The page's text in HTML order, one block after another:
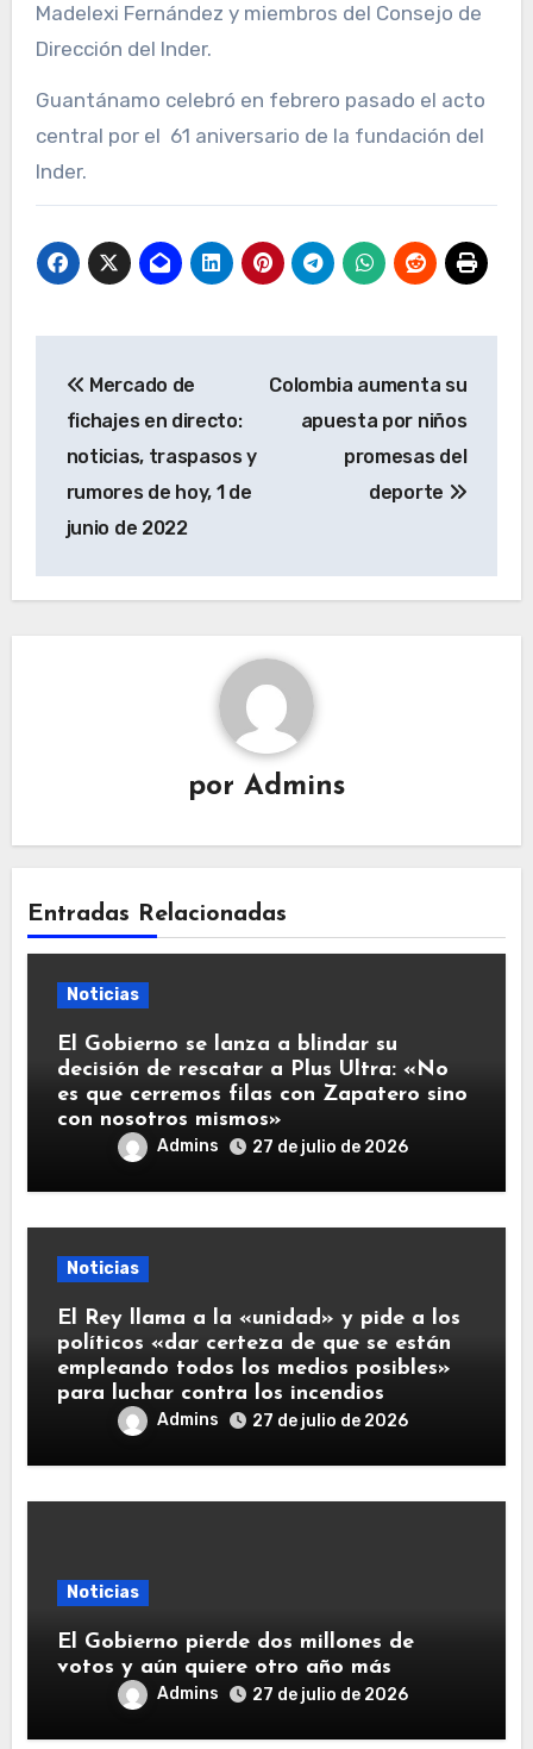
Madelexi Fernández y miembros del Consejo de
Dirección del Inder.
Guantánamo celebró en febrero pasado el acto
central por el 61 aniversario de la fundación del
Inder.
de
entradas
Mercado de
fichajes en directo:
noticias, traspasos y
rumores de hoy, 1 de
junio de 2022
Colombia aumenta su
apuesta por niños
promesas del
deporte
por Admins
Entradas Relacionadas
Noticias
El Gobierno se lanza a blindar su
decisión de rescatar a Plus Ultra: «No
es que cerremos filas con Zapatero sino
con nosotros mismos»
Admins 27 de julio de 2026
Noticias
El Rey llama a la «unidad» y pide a los
políticos «dar certeza de que se están
empleando todos los medios posibles»
para luchar contra los incendios
Admins 27 de julio de 2026
Noticias
El Gobierno pierde dos millones de
votos y aún quiere otro año más
Admins 27 de julio de 2026